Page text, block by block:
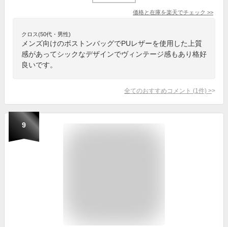
価格と在庫を楽天でチェック >>
クロス(50代・男性)
メンズ向けのボストンバッグでPUレザーを使用した上質
感があってシックなデザインでヴィンテージ感もあり格好
良いです。
全てのおすすめコメント (1 件) >
9